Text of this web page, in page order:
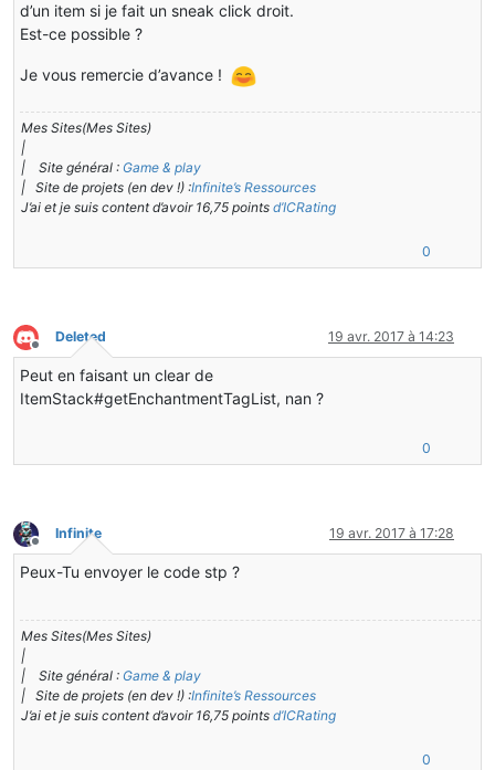
d’un item si je fait un sneak click droit.
Est-ce possible ?
Je vous remercie d’avance !
Mes Sites(Mes Sites)
|
| Site général : Game & play
| Site de projets (en dev !) :Infinite’s Ressources
J’ai et je suis content d’avoir 16,75 points d’ICRating
0
Hors-ligne
Deleted 19 avr. 2017 à 14:23
Peut en faisant un clear de
ItemStack#getEnchantmentTagList, nan ?
0
Hors-ligne
Infinite 19 avr. 2017 à 17:28
Peux-Tu envoyer le code stp ?
Mes Sites(Mes Sites)
|
| Site général : Game & play
| Site de projets (en dev !) :Infinite’s Ressources
J’ai et je suis content d’avoir 16,75 points d’ICRating
0